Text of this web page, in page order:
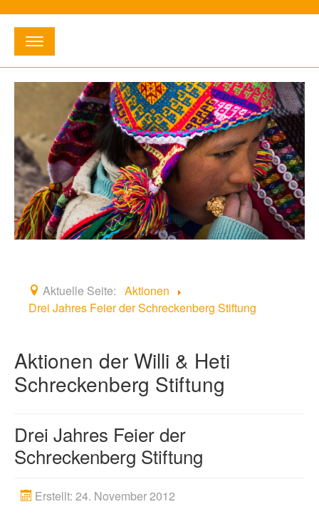
...
E-Mail:info@willihetischreckenbergstiftung.de•
Telefon:02363 - 3 12 16
Startseite
Entstehung
Aktionen
Artikel
Aktuelle Seite: Aktionen
Drei Jahres Feier der Schreckenberg Stiftung
Aktionen der Willi & Heti
Schreckenberg Stiftung
Drei Jahres Feier der
Schreckenberg Stiftung
Erstellt: 24. November 2012